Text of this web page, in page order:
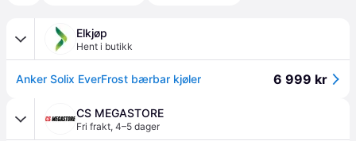
Elkjøp
Hent i butikk
Anker Solix EverFrost bærbar kjøler 6 999 kr
CS MEGASTORE
Fri frakt, 4–5 dager